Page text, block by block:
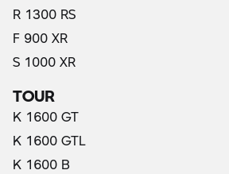
R 1300 RS
F 900 XR
S 1000 XR
TOUR
K 1600 GT
K 1600 GTL
K 1600 B